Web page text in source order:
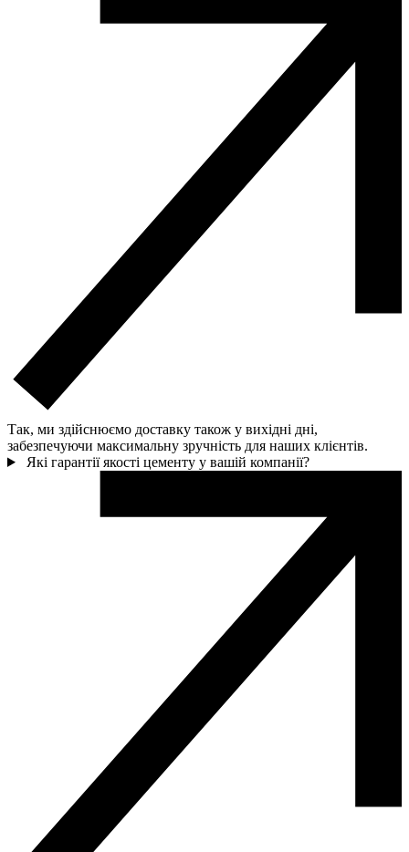
Так, ми здійснюємо доставку також у вихідні дні,
забезпечуючи максимальну зручність для наших клієнтів.
Які гарантії якості цементу у вашій компанії?